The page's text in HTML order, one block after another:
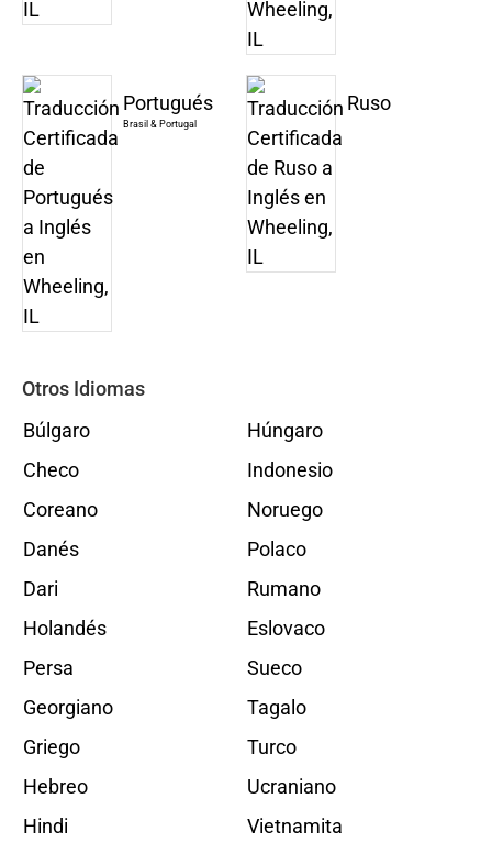
Portugués
Brasil & Portugal
Ruso
Otros Idiomas
Búlgaro
Checo
Coreano
Danés
Dari
Holandés
Persa
Georgiano
Griego
Hebreo
Hindi
Húngaro
Indonesio
Noruego
Polaco
Rumano
Eslovaco
Sueco
Tagalo
Turco
Ucraniano
Vietnamita